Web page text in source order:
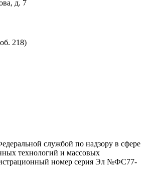
д. 7
218)
службой по надзору в сфере
технологий и массовых
номер серия Эл №ФС77-